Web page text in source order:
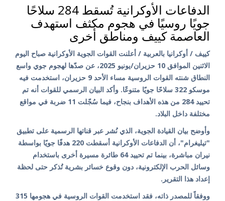
الدفاعات الأوكرانية تُسقط 284 سلاحًا
جويًا روسيًا في هجوم مكثف استهدف
العاصمة كييف ومناطق أخرى
كييف / أوكرانيا بالعربية / أعلنت القوات الجوية الأوكرانية صباح اليوم
الاثنين الموافق 10 حزيران/يونيو 2025، عن صدّها لهجوم جوي واسع
النطاق شنته القوات الروسية مساء الأحد 9 حزيران، استخدمت فيه
موسكو 322 سلاحًا جويًا متنوعًا. وأكد البيان الرسمي للقوات أنه تم
تحييد 284 من هذه الأهداف بنجاح، فيما سُجّلت 11 ضربة في مواقع
مختلفة داخل البلاد.
وأوضح بيان القيادة الجوية، الذي نُشر عبر قناتها الرسمية على تطبيق
"تيليغرام"، أن الدفاعات الأوكرانية أسقطت 220 هدفًا جويًا بواسطة
نيران مباشرة، بينما تم تحييد 64 طائرة مسيرة أخرى باستخدام
وسائل الحرب الإلكترونية، دون وقوع خسائر بشرية تُذكر حتى لحظة
إعداد هذا التقرير.
ووفقاً للمصدر ذاته، فقد استخدمت القوات الروسية في هجومها 315